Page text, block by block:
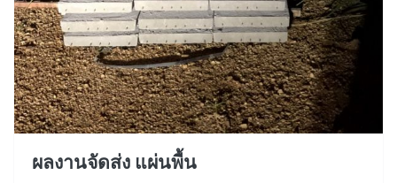
ผลงานจัดส่ง แผ่นพื้น